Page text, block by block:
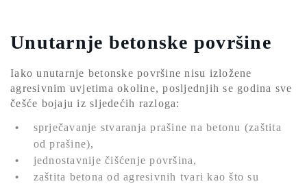
Unutarnje betonske površine
Iako unutarnje betonske površine nisu izložene
agresivnim uvjetima okoline, posljednjih se godina sve
češće bojaju iz sljedećih razloga:
sprječavanje stvaranja prašine na betonu (zaštita
od prašine),
jednostavnije čišćenje površina,
zaštita betona od agresivnih tvari kao što su